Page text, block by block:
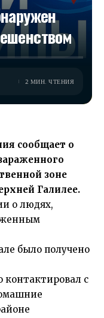
2 МИН. ЧТЕНИЯ
сообщает о
зоне
Галилее.
о людях,
было получено
контактировал с